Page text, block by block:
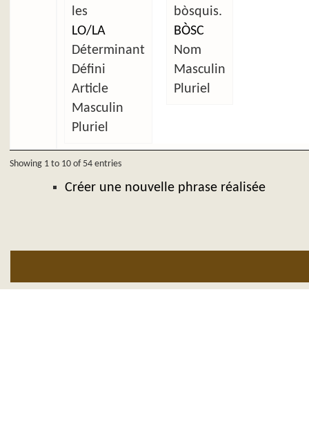
les
LO/LA
Déterminant
Défini
Article
Masculin
Pluriel
bòsquis.
BÒSC
Nom
Masculin
Pluriel
Showing 1 to 10 of 54 entries
Créer une nouvelle phrase réalisée